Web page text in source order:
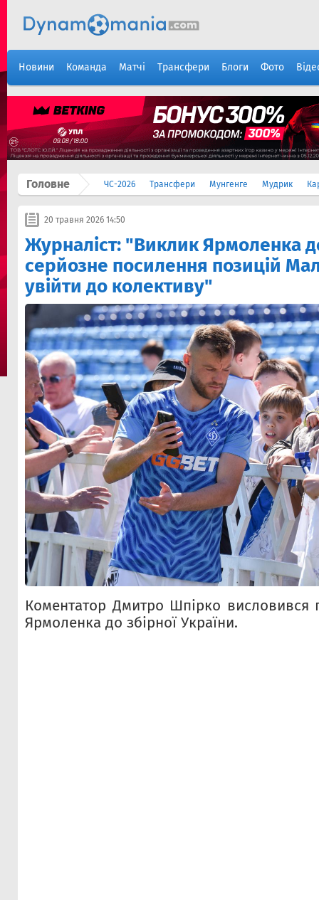
Новини Команда Матчі Трансфери Блоги Фото
Головне ЧС-2026 Трансфери Мунгенге Мудрик
20 травня 2026 14:50
Журналіст: "Виклик Ярмоленка
серйозне посилення позицій
увійти до колективу"
Коментатор Дмитро Шпірко висловився
Ярмоленка до збірної України.